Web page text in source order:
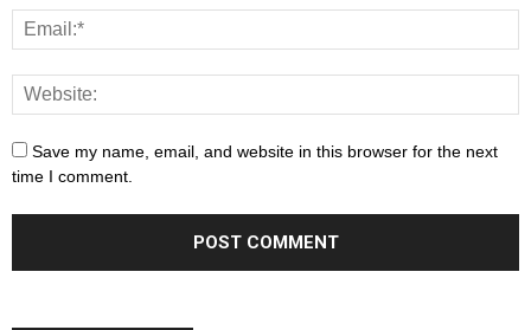
Save my name, email, and website in this browser for the next
time I comment.